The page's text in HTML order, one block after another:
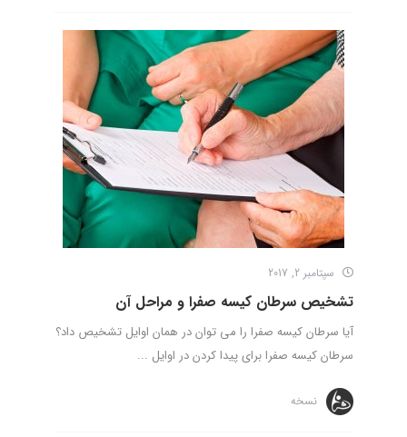
سپتامبر 2, 2017
تشخیص سرطان کیسه صفرا و مراحل آن
آیا سرطان کیسه صفرا را می توان در همان اوایل تشخیص داد؟
سرطان کیسه صفرا برای پیدا کردن در اوایل ...
نسخه